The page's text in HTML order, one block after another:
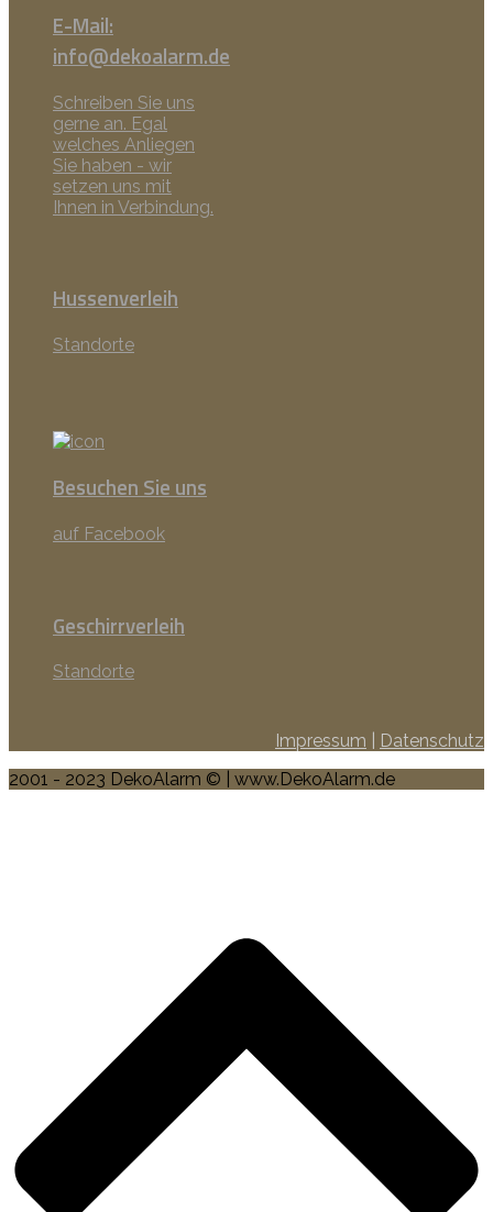
E-Mail:
info@dekoalarm.de
Schreiben Sie uns
gerne an. Egal
welches Anliegen
Sie haben - wir
setzen uns mit
Ihnen in Verbindung.
Hussenverleih
Standorte
Besuchen Sie uns
auf Facebook
Geschirrverleih
Standorte
Impressum
Datenschutz
2001 - 2023 DekoAlarm © | www.DekoAlarm.de